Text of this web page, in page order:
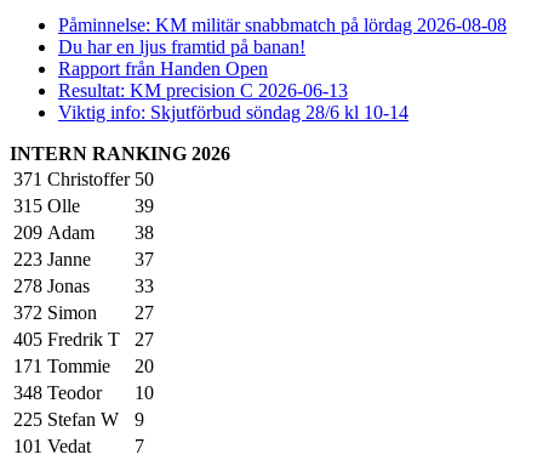
Påminnelse: KM militär snabbmatch på lördag 2026-08-08
Du har en ljus framtid på banan!
Rapport från Handen Open
Resultat: KM precision C 2026-06-13
Viktig info: Skjutförbud söndag 28/6 kl 10-14
INTERN RANKING 2026
371 Christoffer 50
315 Olle
39
209 Adam
38
223 Janne
37
278 Jonas
33
372 Simon
27
405 Fredrik T
27
171 Tommie
20
348 Teodor
10
225 Stefan W
9
101 Vedat
7